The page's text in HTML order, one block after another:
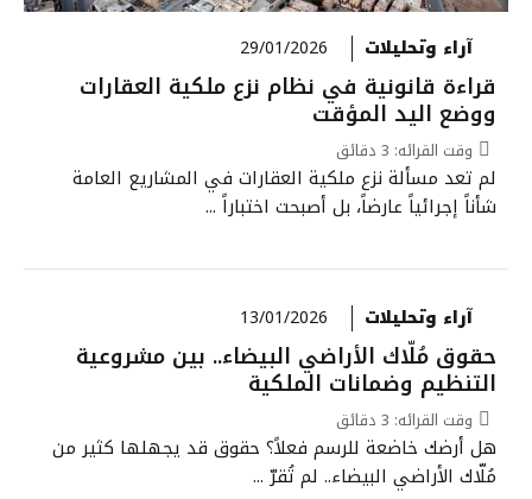
آراء وتحليلات 29/01/2026
قراءة قانونية في نظام نزع ملكية العقارات
ووضع اليد المؤقت
وقت القرائه: 3 دقائق
لم تعد مسألة نزع ملكية العقارات في المشاريع العامة
شأناً إجرائياً عارضاً، بل أصبحت اختباراً ...
آراء وتحليلات 13/01/2026
حقوق مُلّاك الأراضي البيضاء.. بين مشروعية
التنظيم وضمانات الملكية
وقت القرائه: 3 دقائق
هل أرضك خاضعة للرسم فعلاً؟ حقوق قد يجهلها كثير من
مُلّاك الأراضي البيضاء.. لم تُقرّ ...